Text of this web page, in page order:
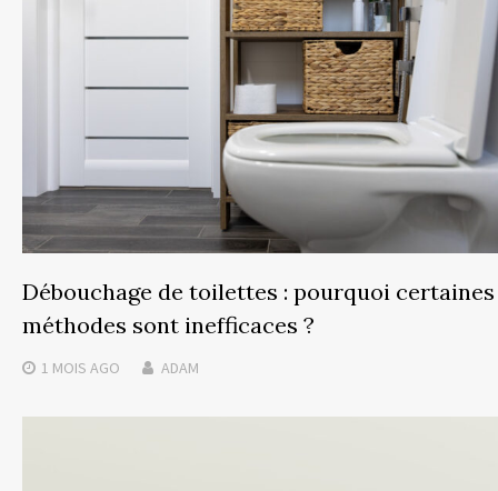
Débouchage de toilettes : pourquoi certaines
méthodes sont inefficaces ?
1 MOIS AGO ADAM